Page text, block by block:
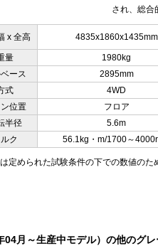
され、総合
x 全高 4835x1860x1435mm
量 1980kg
ース
2895mm
式
4WD
位置
フロア
半径
5.6m
ク
56.1kg・m/1700～
定められた試験条件の下での数値のた
04月～生産中モデル）の他のグレ